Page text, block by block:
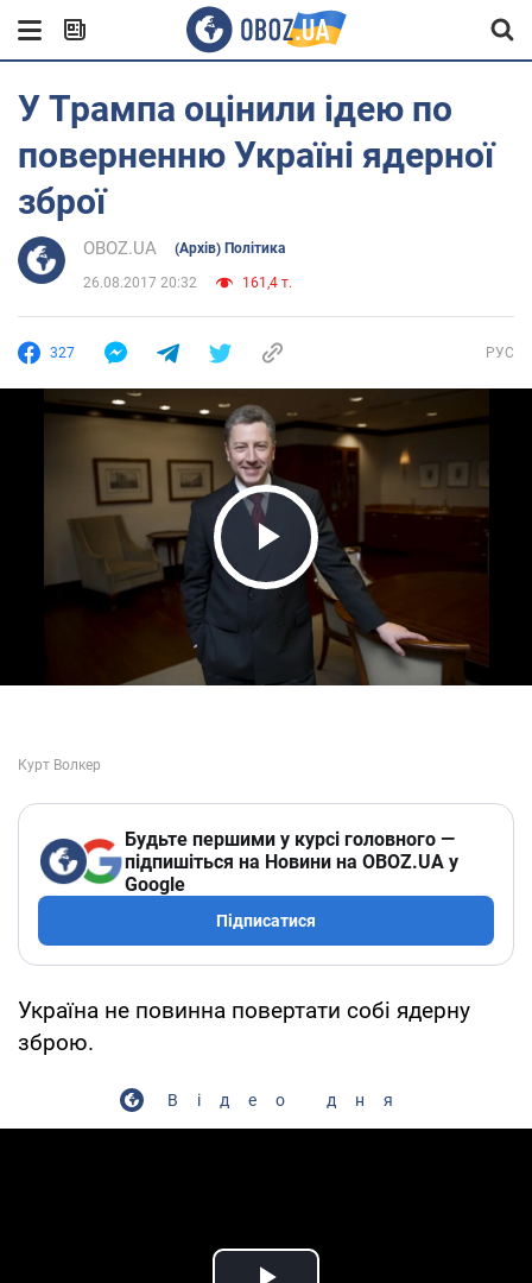
У Трампа оцінили ідею по
поверненню Україні ядерної
зброї
OBOZ.UA (Архів) Політика
26.08.2017 20:32 161,4 т.
327 РУС
Play Video
Будьте першими у курсі головного —
підпишіться на Новини на OBOZ.UA у
Google
Підписатися
Україна не повинна повертати собі ядерну
зброю.
Відео дня